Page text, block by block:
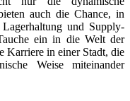
auch die Chance, in
und Supply-
ein in die Welt der
Karriere in einer Stadt, die
Weise miteinander